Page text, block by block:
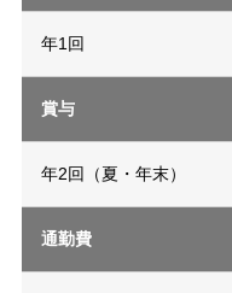
年1回
賞与
年2回（夏・年末）
通勤費